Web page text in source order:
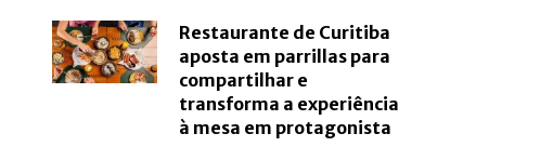
Restaurante de Curitiba
aposta em parrillas para
compartilhar e
transforma a experiência
à mesa em protagonista